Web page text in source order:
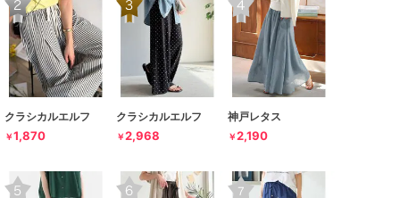
クラシカルエルフ
￥1,870
クラシカルエルフ
￥2,968
神戸レタス
￥2,190